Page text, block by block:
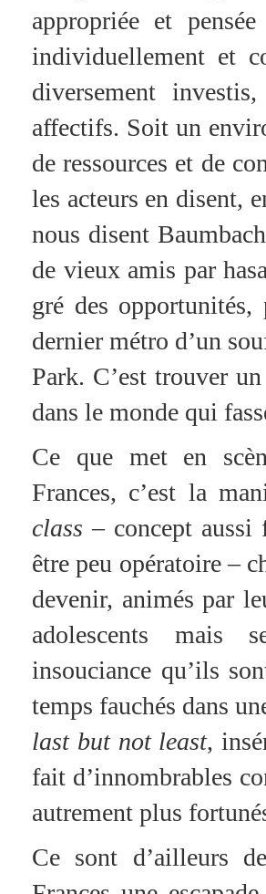
appropriée et
individuellement et
diversement
affectifs. Soit un
de ressources et de
les acteurs en disent,
nous disent
de vieux amis par
gré des
dernier métro d’un
Park. C’est trouver
dans le monde qui
Ce que met en
Frances, c’est la
class – concept aussi
être peu opératoire –
devenir, animés par
adolescents mais
insouciance qu’ils
temps fauchés dans
last but not least,
fait d’innombrables
autrement plus
Ce sont d’ailleurs